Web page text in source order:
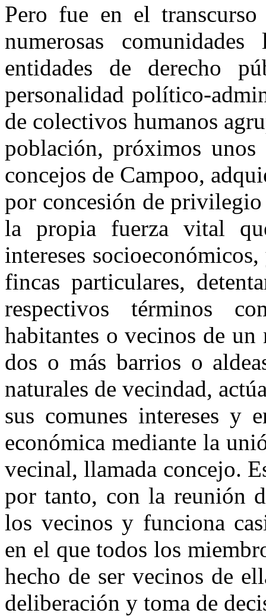
Pero fue en el
numerosas
entidades de derecho
personalidad político-
de colectivos humanos
población, próximos
con­cejos de Campoo,
por concesión de
la propia fuerza vital
intereses
fincas par­ticulares,
respectivos términos
habitantes o vecinos de
dos o más barrios o
naturales de vecindad,
sus comunes inte­reses y
económica mediante la
vecinal, llamada concejo.
por tanto, con la reunión
los vecinos y funciona
en el que todos los
hecho de ser vecinos de
deliberación y toma de